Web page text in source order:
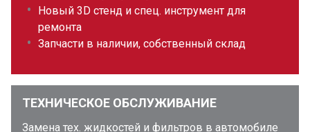
Новый 3D стенд и спец. инструмент для
ремонта
Запчасти в наличии, собственный склад
ТЕХНИЧЕСКОЕ ОБСЛУЖИВАНИЕ
Замена тех. жидкостей и фильтров в автомобиле